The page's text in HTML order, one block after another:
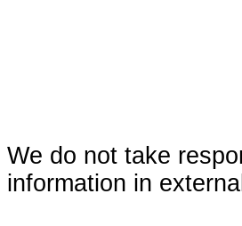
We do not take
information in